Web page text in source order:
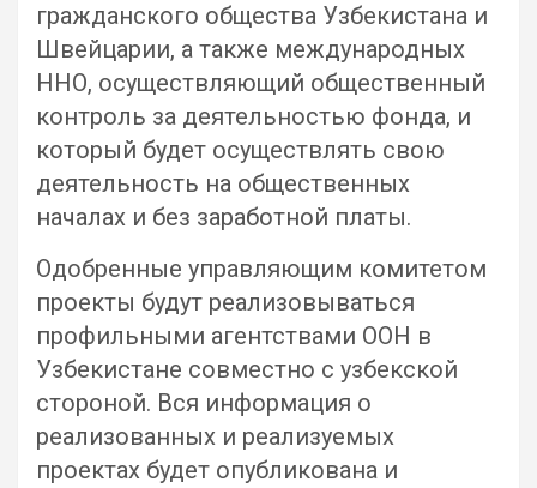
гражданского общества Узбекистана и
Швейцарии, а также международных
ННО, осуществляющий общественный
контроль за деятельностью фонда, и
который будет осуществлять свою
деятельность на общественных
началах и без заработной платы.
Одобренные управляющим комитетом
проекты будут реализовываться
профильными агентствами ООН в
Узбекистане совместно с узбекской
стороной. Вся информация о
реализованных и реализуемых
проектах будет опубликована и